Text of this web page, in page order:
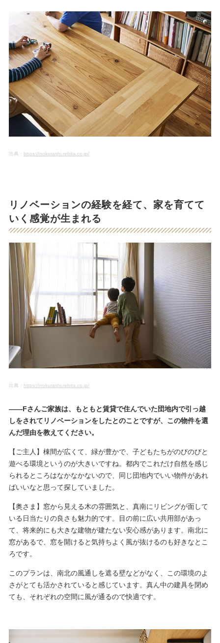
出典： https://nokurashi.rebita.co.jp/
リノベーションの経験を経て、家を育てて
いく感覚が生まれる
出典： https://nokurashi.rebita.co.jp/
――Fさんご家族は、もともと賃貸で住んでいた団地内で引っ越
しをされてリノベーションをしたとのことですが、この物件を選
んだ理由を教えてください。
【ご主人】棟間が広くて、緑が豊かで、子どもたちがのびのびと
遊べる環境というのが大きいですね。都内でこれだけ自然を感じ
られるところはなかなかないので、同じ団地内でいい物件があれ
ばいいなと思って探していました。
【奥さま】窓から見える木の雰囲気と、真南にリビングが面して
いる日当たりの良さも魅力的です。目の前に広い共用部があっ
て、将来的にも大きな建物が建たない安心感があります。南北に
窓があるで、窓を開けると気持ちよく風が抜けるのも好きなとこ
ろです。
このプランは、南北の風通しを遮る壁などがなく、この環境のよ
さがとても活かされていると感じています。真ん中の建具を閉め
ても、それぞれの空間に風が通るので快適です。